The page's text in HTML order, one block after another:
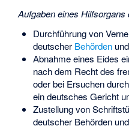
Aufgaben eines Hilfsorgans
Durchführung von
deutscher Behördenund
Abnahme eines Eides
nach dem Recht des
oder bei Ersuchen
ein deutsches Gericht
Zustellung von
deutscher Behörden